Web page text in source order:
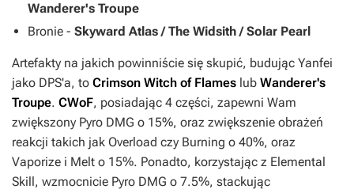
Wanderer's Troupe
Bronie - Skyward Atlas / The Widsith / Solar Pearl
Artefakty na jakich powinniście się skupić, budując Yanfei
jako DPS'a, to Crimson Witch of Flames lub Wanderer's
Troupe. CWoF, posiadając 4 części, zapewni Wam
zwiększony Pyro DMG o 15%, oraz zwiększenie obrażeń
reakcji takich jak Overload czy Burning o 40%, oraz
Vaporize i Melt o 15%. Ponadto, korzystając z Elemental
Skill, wzmocnicie Pyro DMG o 7.5%, stackując